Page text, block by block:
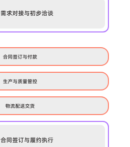
需求对接与初步洽谈
合同签订与付款
生产与质量管控
物流配送交货
合同签订与履约执行